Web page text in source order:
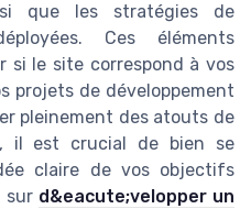
que les stratégies de
Ces éléments
si le site correspond à vos
projets de développement
pleinement des atouts de
il est crucial de bien se
claire de vos objectifs
sur d&eacute;velopper un